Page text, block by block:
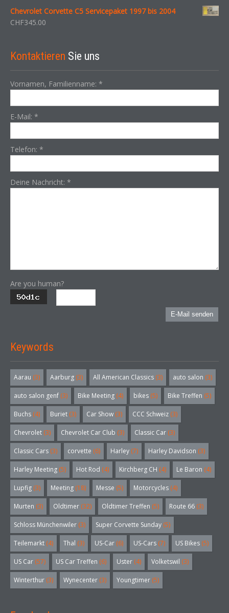
Chevrolet Corvette C5 Servicepaket 1997 bis 2004
CHF345.00
Kontaktieren Sie uns
Vornamen, Familienname: *
E-Mail: *
Telefon: *
Deine Nachricht: *
Are you human?
E-Mail senden
Keywords
Aarau (3) Aarburg (3) All American Classics (3) auto salon (3)
auto salon genf (3) Bike Meeting (4) bikes (5) Bike Treffen (5)
Buchs (4) Buriet (3) Car Show (3) CCC Schweiz (3)
Chevrolet (3) Chevrolet Car Club (3) Classic Car (3)
Classic Cars (3) corvette (6) Harley (7) Harley Davidson (3)
Harley Meeting (5) Hot Rod (4) Kirchberg CH (4) Le Baron (4)
Lupfig (3) Meeting (18) Messe (5) Motorcycles (4)
Murten (3) Oldtimer (32) Oldtimer Treffen (5) Route 66 (3)
Schloss Münchenwiler (3) Super Corvette Sunday (5)
Teilemarkt (4) Thal (3) US-Car (6) US-Cars (7) US Bikes (5)
US Car (57) US Car Treffen (6) Uster (4) Volketswil (3)
Winterthur (3) Wynecenter (3) Youngtimer (5)